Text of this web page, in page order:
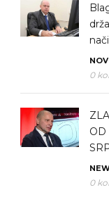
0
OD
0